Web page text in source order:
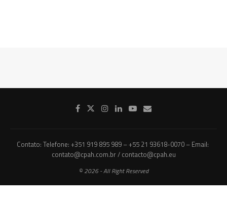
Contato: Telefone: +351 919 895 989 – +55 21 93618-0070 – Email:
contato@cpah.com.br / contacto@cpah.eu
© 2026 - All Right Reserved